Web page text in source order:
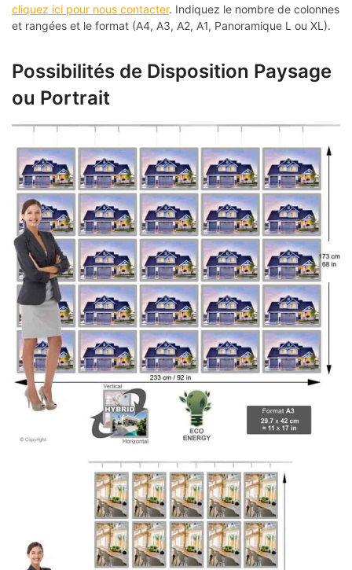
cliquez ici pour nous contacter. Indiquez le nombre de colonnes
et rangées et le format (A4, A3, A2, A1, Panoramique L ou XL).
Possibilités de Disposition Paysage
ou Portrait